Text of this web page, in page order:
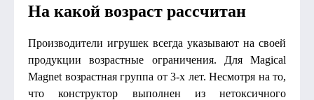
На какой возраст рассчитан
Производители игрушек всегда указывают на своей
продукции возрастные ограничения. Для Magical
Magnet возрастная группа от 3-х лет. Несмотря на то,
что конструктор выполнен из нетоксичного